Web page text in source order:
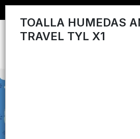
TOALLA HUMEDAS
TRAVEL TYL X1